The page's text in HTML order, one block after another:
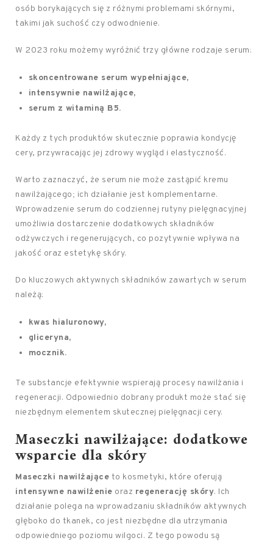
osób borykających się z różnymi problemami skórnymi,
takimi jak suchość czy odwodnienie.
W 2023 roku możemy wyróżnić trzy główne rodzaje serum:
skoncentrowane serum wypełniające,
intensywnie nawilżające,
serum z witaminą B5.
Każdy z tych produktów skutecznie poprawia kondycję
cery, przywracając jej zdrowy wygląd i elastyczność.
Warto zaznaczyć, że serum nie może zastąpić kremu
nawilżającego; ich działanie jest komplementarne.
Wprowadzenie serum do codziennej rutyny pielęgnacyjnej
umożliwia dostarczenie dodatkowych składników
odżywczych i regenerujących, co pozytywnie wpływa na
jakość oraz estetykę skóry.
Do kluczowych aktywnych składników zawartych w serum
należą:
kwas hialuronowy,
gliceryna,
mocznik.
Te substancje efektywnie wspierają procesy nawilżania i
regeneracji. Odpowiednio dobrany produkt może stać się
niezbędnym elementem skutecznej pielęgnacji cery.
Maseczki nawilżające: dodatkowe
wsparcie dla skóry
Maseczki nawilżające to kosmetyki, które oferują
intensywne nawilżenie oraz regenerację skóry. Ich
działanie polega na wprowadzaniu składników aktywnych
głęboko do tkanek, co jest niezbędne dla utrzymania
odpowiedniego poziomu wilgoci. Z tego powodu są